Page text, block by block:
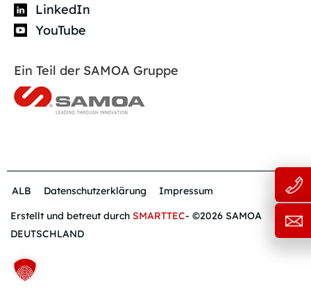
LinkedIn
YouTube
Ein Teil der SAMOA Gruppe
ALB Datenschutzerklärung
Impressum
Erstellt und betreut durch SMARTTEC- ©2026 SAMOA
DEUTSCHLAND